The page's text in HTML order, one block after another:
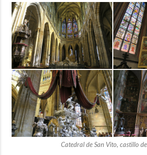
Catedral de San Vito, castillo